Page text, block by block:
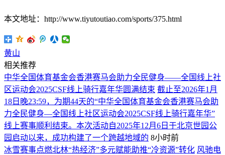
本文地址：http://www.tiyutoutiao.com/sports/375.html
黄山
相关推荐
中华全国体育基金会香港赛马会助力全民健身——全国线上社
区运动会2025CSF线上骑行嘉年华圆满结束 截止至2026年1月
18日晚23:59，为期44天的“中华全国体育基金会香港赛马会助
力全民健身—全国线上社区运动会2025CSF线上骑行嘉年华”
线上赛事顺利结束。本次活动自2025年12月6日于北京世园公
园启动以来，成功构建了一个跨越地域的 8小时前
冰雪赛事点燃北林“热经济”多元赋能助推“冷资源”转化 风驰电